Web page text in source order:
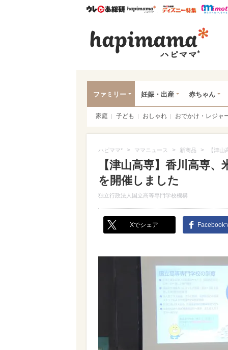
ウレぴあ総研ハピママ*
ウレぴ
ファミリー 妊娠・出産 赤ちゃん
家庭 子ども おしゃれ おでかけ・レジャ
ハピママ* > ママニュース > 新商品 > 【津
【津山高専】香川高専
を開催しました
独立行政法人国立高等専門学校機構
Xでシェア Facebook